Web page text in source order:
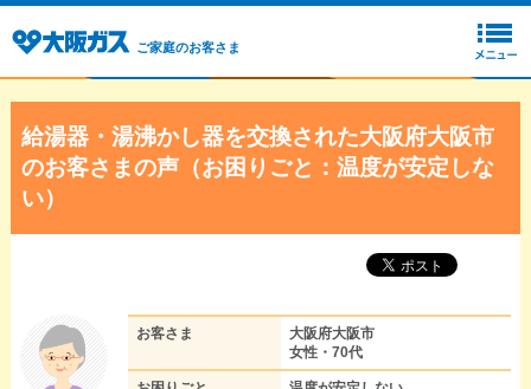
ご家庭のお客さま
給湯器・湯沸かし器を交換された大阪府大阪市
のお客さまの声（お困りごと：温度が安定しな
い）
お客さま
大阪府大阪市
女性・70代